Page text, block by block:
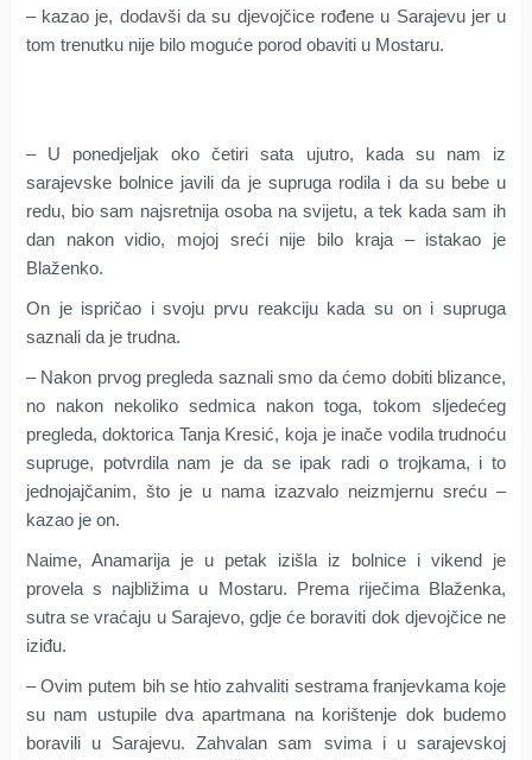
– kazao je, dodavši da su djevojčice rođene u Sarajevu jer u
tom trenutku nije bilo moguće porod obaviti u Mostaru.
– U ponedjeljak oko četiri sata ujutro, kada su nam iz
sarajevske bolnice javili da je supruga rodila i da su bebe u
redu, bio sam najsretnija osoba na svijetu, a tek kada sam ih
dan nakon vidio, mojoj sreći nije bilo kraja – istakao je
Blaženko.
On je ispričao i svoju prvu reakciju kada su on i supruga
saznali da je trudna.
– Nakon prvog pregleda saznali smo da ćemo dobiti blizance,
no nakon nekoliko sedmica nakon toga, tokom sljedećeg
pregleda, doktorica Tanja Kresić, koja je inače vodila trudnoću
supruge, potvrdila nam je da se ipak radi o trojkama, i to
jednojajčanim, što je u nama izazvalo neizmjernu sreću –
kazao je on.
Naime, Anamarija je u petak izišla iz bolnice i vikend je
provela s najbližima u Mostaru. Prema riječima Blaženka,
sutra se vraćaju u Sarajevo, gdje će boraviti dok djevojčice ne
iziđu.
– Ovim putem bih se htio zahvaliti sestrama franjevkama koje
su nam ustupile dva apartmana na korištenje dok budemo
boravili u Sarajevu. Zahvalan sam svima i u sarajevskoj